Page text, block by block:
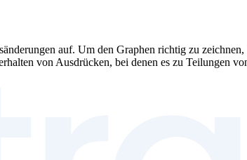
auf. Um den Graphen richtig zu
von Ausdrücken, bei denen es zu Teilungen